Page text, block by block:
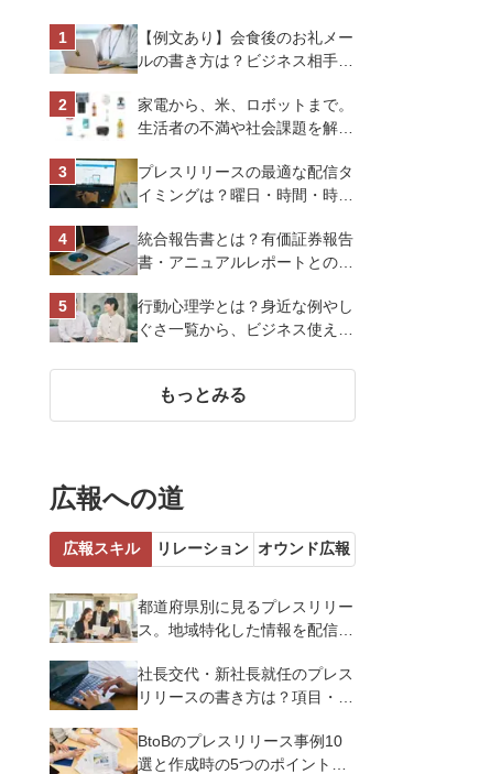
【例文あり】会食後のお礼メー
ルの書き方は？ビジネス相手に
トを解説
家電から、米、ロボットまで。
生活者の不満や社会課題を解決
スオーヤマ株式会社
プレスリリースの最適な配信タ
イミングは？曜日・時間・時期
化させよう
統合報告書とは？有価証券報告
書・アニュアルレポートとの違
行動心理学とは？身近な例やし
ぐさ一覧から、ビジネス使える
もっとみる
広報への道
広報スキル リレーション オウンド広報
都道府県別に見るプレスリリー
ス。地域特化した情報を配信す
社長交代・新社長就任のプレス
リリースの書き方は？項目・ポ
BtoBのプレスリリース事例10
選と作成時の5つのポイントを